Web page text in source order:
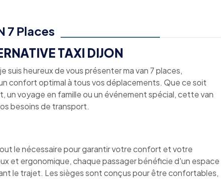
7 Places
TAXI DIJON
suis heureux de vous présenter ma van 7 places,
confort optimal à tous vos déplacements. Que ce soit
un voyage en famille ou un événement spécial, cette van
besoins de transport.
le nécessaire pour garantir votre confort et votre
et ergonomique, chaque passager bénéficie d'un espace
le trajet. Les sièges sont conçus pour être confortables,